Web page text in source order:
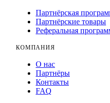
Партнёрская
Партнёрские товары
Реферальная
КОМПАНИЯ
О нас
Партнёры
Контакты
FAQ